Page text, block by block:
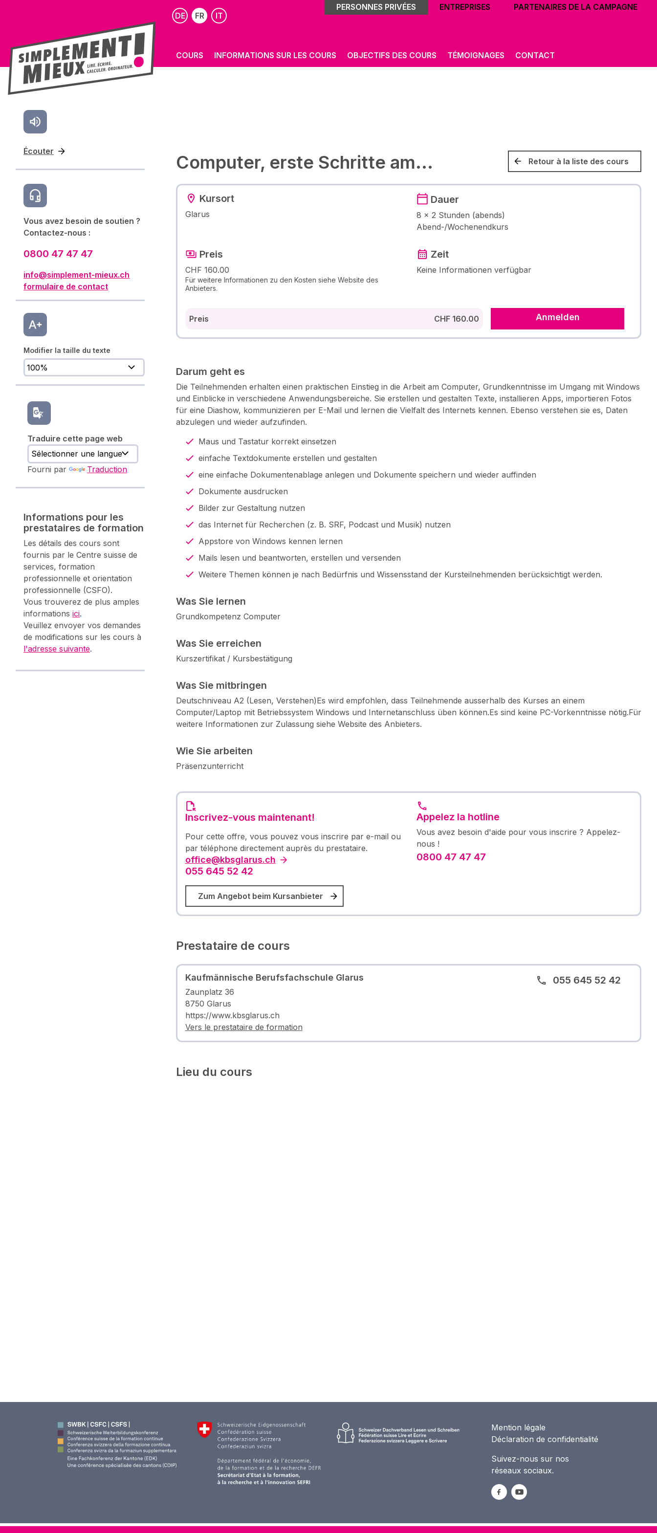
DE FR IT
PERSONNES PRIVÉES ENTREPRISES PARTENAIRES DE LA CAMPAGNE
COURS INFORMATIONS SUR LES COURS OBJECTIFS DES COURS TÉMOIGNAGES CONTACT
Écouter
Computer, erste Schritte am... Retour à la liste des cours
Vous avez besoin de soutien ?
Contactez-nous :
0800 47 47 47
info@simplement-mieux.ch
formulaire de contact
Modifier la taille du texte
Traduire cette page web
Fourni par Traduction
Informations pour les
prestataires de formation
Les détails des cours sont
fournis par le Centre suisse de
services, formation
professionnelle et orientation
professionnelle (CSFO).
Vous trouverez de plus amples
informations ici.
Veuillez envoyer vos demandes
de modifications sur les cours à
l'adresse suivante.
Kursort
Glarus
Dauer
8 x 2 Stunden (abends)
Abend-/Wochenendkurs
Preis
CHF 160.00
Für weitere Informationen zu den Kosten siehe Website des
Anbieters.
Zeit
Keine Informationen verfügbar
Preis CHF 160.00 Anmelden
Darum geht es
Die Teilnehmenden erhalten einen praktischen Einstieg in die Arbeit am Computer, Grundkenntnisse im Umgang mit Windows
und Einblicke in verschiedene Anwendungsbereiche. Sie erstellen und gestalten Texte, installieren Apps, importieren Fotos
für eine Diashow, kommunizieren per E-Mail und lernen die Vielfalt des Internets kennen. Ebenso verstehen sie es, Daten
abzulegen und wieder aufzufinden.
Maus und Tastatur korrekt einsetzen
einfache Textdokumente erstellen und gestalten
eine einfache Dokumentenablage anlegen und Dokumente speichern und wieder auffinden
Dokumente ausdrucken
Bilder zur Gestaltung nutzen
das Internet für Recherchen (z. B. SRF, Podcast und Musik) nutzen
Appstore von Windows kennen lernen
Mails lesen und beantworten, erstellen und versenden
Weitere Themen können je nach Bedürfnis und Wissensstand der Kursteilnehmenden berücksichtigt werden.
Was Sie lernen
Grundkompetenz Computer
Was Sie erreichen
Kurszertifikat / Kursbestätigung
Was Sie mitbringen
Deutschniveau A2 (Lesen, Verstehen)Es wird empfohlen, dass Teilnehmende ausserhalb des Kurses an einem
Computer/Laptop mit Betriebssystem Windows und Internetanschluss üben können.Es sind keine PC-Vorkenntnisse nötig.Für
weitere Informationen zur Zulassung siehe Website des Anbieters.
Wie Sie arbeiten
Präsenzunterricht
Inscrivez-vous maintenant!
Pour cette offre, vous pouvez vous inscrire par e-mail ou
par téléphone directement auprès du prestataire.
office@kbsglarus.ch
055 645 52 42
Zum Angebot beim Kursanbieter
Appelez la hotline
Vous avez besoin d'aide pour vous inscrire ? Appelez-
nous !
0800 47 47 47
Prestataire de cours
Kaufmännische Berufsfachschule Glarus
Zaunplatz 36
8750 Glarus
https://www.kbsglarus.ch
Vers le prestataire de formation
055 645 52 42
Lieu du cours
Mention légale
Déclaration de confidentialité
Suivez-nous sur nos
réseaux sociaux.